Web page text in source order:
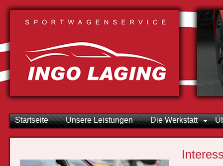
Startseite Unsere Leistungen Die Werkstatt